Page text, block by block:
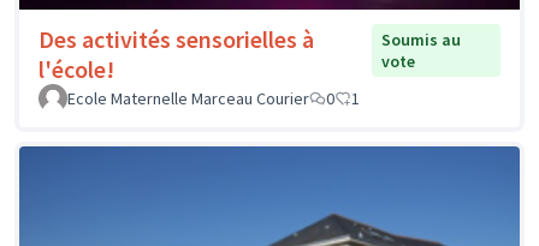
Des activités sensorielles à
l'école!
Soumis au
vote
Ecole Maternelle Marceau Courier
0 1